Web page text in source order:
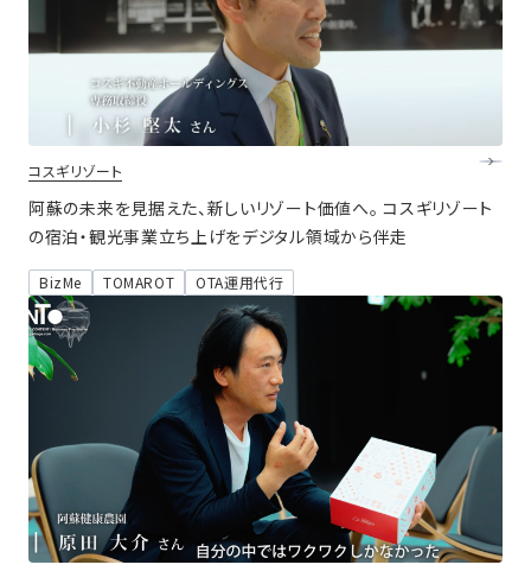
コスギリゾート
阿蘇の未来を見据えた、新しいリゾート価値へ。 コスギリゾート
の宿泊・観光事業立ち上げをデジタル領域から伴走
BizMe TOMAROT OTA運用代行